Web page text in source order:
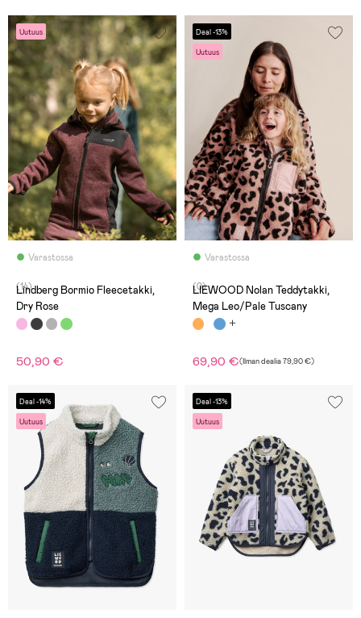
Uutuus
Varastossa
(14)
Lindberg Bormio Fleecetakki,
Dry Rose
50,90 €
Deal -13%
Uutuus
Varastossa
(0)
LIEWOOD Nolan Teddytakki,
Mega Leo/Pale Tuscany
69,90 €(Ilman dealia79,90 €)
Deal -14%
Uutuus
Deal -13%
Uutuus